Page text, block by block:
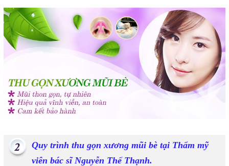
Quy trình thu gọn xương mũi bè tại Thẩm mỹ
viên bác sĩ Nguyễn Thế Thạnh.